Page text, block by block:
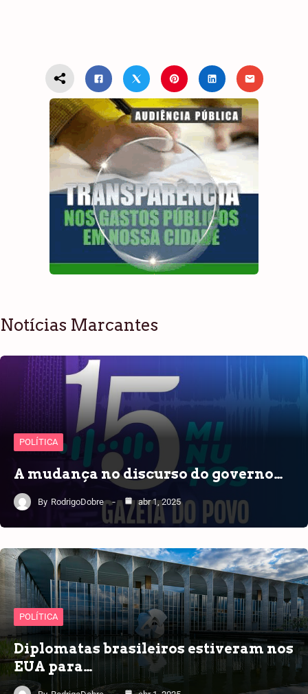
Notícias Marcantes
POLÍTICA
A mudança no discurso do governo…
By RodrigoDobre abr 1, 2025
POLÍTICA
Diplomatas brasileiros estiveram nos
EUA para…